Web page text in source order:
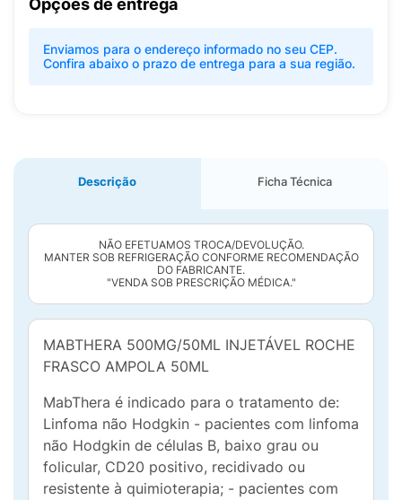
Opções de entrega
Enviamos para o endereço informado no seu CEP.
Confira abaixo o prazo de entrega para a sua região.
Descrição Ficha Técnica
NÃO EFETUAMOS TROCA/DEVOLUÇÃO.
MANTER SOB REFRIGERAÇÃO CONFORME RECOMENDAÇÃO
DO FABRICANTE.
"VENDA SOB PRESCRIÇÃO MÉDICA."
MABTHERA 500MG/50ML INJETÁVEL ROCHE
FRASCO AMPOLA 50ML
MabThera é indicado para o tratamento de:
Linfoma não Hodgkin - pacientes com linfoma
não Hodgkin de células B, baixo grau ou
folicular, CD20 positivo, recidivado ou
resistente à quimioterapia; - pacientes com